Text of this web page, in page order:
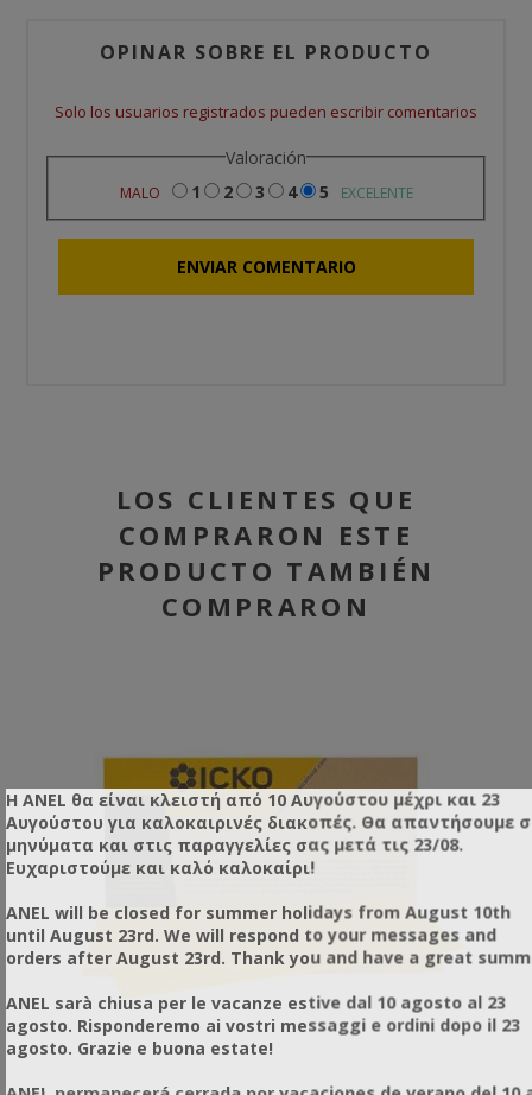
OPINAR SOBRE EL PRODUCTO
Solo los usuarios registrados pueden escribir comentarios
Valoración
MALO 1 2 3 4 5 EXCELENTE
LOS CLIENTES QUE
COMPRARON ESTE
PRODUCTO TAMBIÉN
COMPRARON
Η ANEL θα είναι κλειστή από 10 Αυγούστου μέχρι και 23
Αυγούστου για καλοκαιρινές διακοπές. Θα απαντήσουμε
μηνύματα και στις παραγγελίες σας μετά τις 23/08.
Ευχαριστούμε και καλό καλοκαίρι!
ANEL will be closed for summer holidays from August 10th
until August 23rd. We will respond to your messages and
orders after August 23rd. Thank you and have a great
ANEL sarà chiusa per le vacanze estive dal 10 agosto al 23
agosto. Risponderemo ai vostri messaggi e ordini dopo il 23
agosto. Grazie e buona estate!